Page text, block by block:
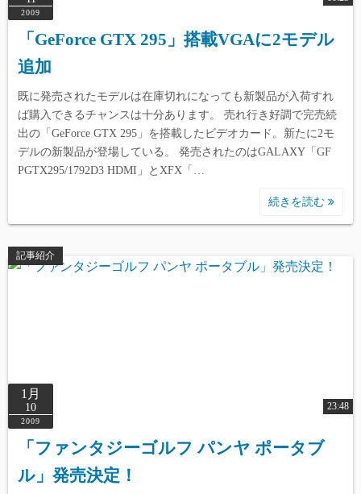
Warning
/home/reviewdays/reviewdays.com/public_html/wp-
content/themes/simple-days/template-
parts/index/post_card.phpon line165
Warning: Undefined array key 1 in
/home/reviewdays/reviewdays.com/public_html/wp-
2009
「GeForce GTX 295」搭載VGAに2モデル
追加
既に発売されたモデルは在庫切れになっても新製品が入荷すれ
ば購入できるチャンスは十分あります。 売れ行き好調で完売続
出の「GeForce GTX 295」を搭載したビデオカード。新たに2モ
デルの新製品が登場している。 発売されたのはGALAXY「GF
PGTX295/1792D3 HDMI」とXFX「…
続きを読む
Warning: Undefined array key 0 in
記事紹介
1月
10
2009
23:48
「ファンタジーゴルフ パンヤ ポータブ
ル」発売決定！